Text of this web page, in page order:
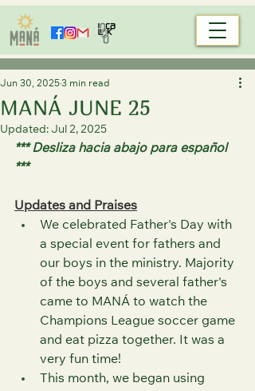
MANÁ JUNE 25
Jun 30, 20253 min read
Updated: Jul 2, 2025
*** Desliza hacia abajo para español
***
Updates and Praises
We celebrated Father's Day with
a special event for fathers and
our boys in the ministry. Majority
of the boys and several father's
came to MANÁ to watch the
Champions League soccer game
and eat pizza together. It was a
very fun time!
This month, we began using